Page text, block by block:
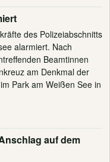
des Polizeiabschnitts
alarmiert. Nach
Beamtinnen
am Denkmal der
Park am Weißen See in
auf dem